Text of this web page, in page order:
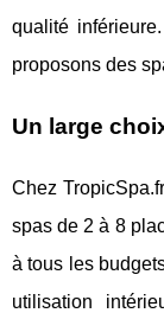
qualité
proposons des
Un large
Chez
spas de 2 à 8
à tous les
utilisation